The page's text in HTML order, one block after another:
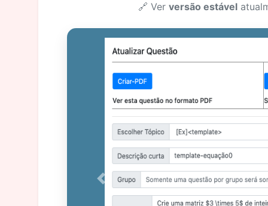
🔗 Ver versão estável
Previous